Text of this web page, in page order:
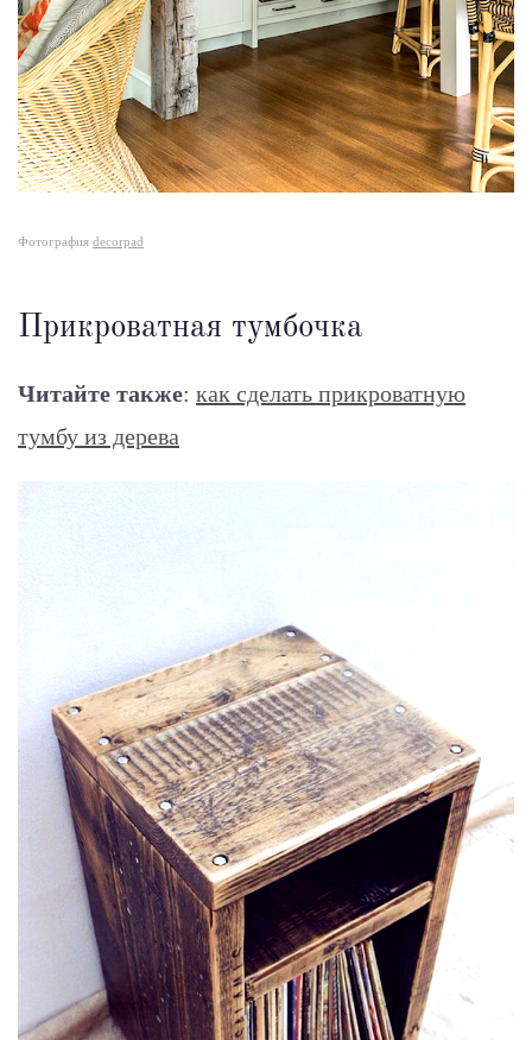
Фотография decorpad
Прикроватная тумбочка
Читайте также: как сделать прикроватную
тумбу из дерева